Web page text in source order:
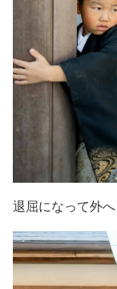
退屈になって外へ